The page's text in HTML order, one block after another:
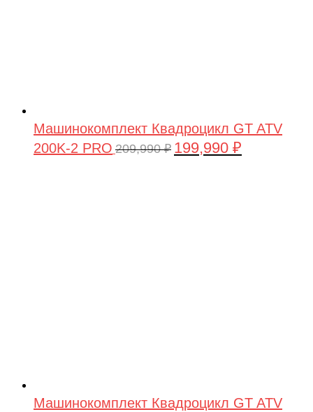
Машинокомплект Квадроцикл GT ATV
200K-2 PRO 209,990₽ Первоначальная
199,990 ₽
Машинокомплект Квадроцикл GT ATV